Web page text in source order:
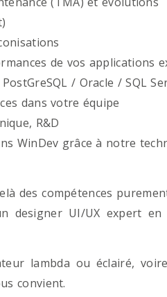
de vos applications
/ Oracle / SQL
dans votre équipe
R&D
WinDev grâce à notre
des compétences
designer UI/UX expert
lambda ou éclairé,
convient.